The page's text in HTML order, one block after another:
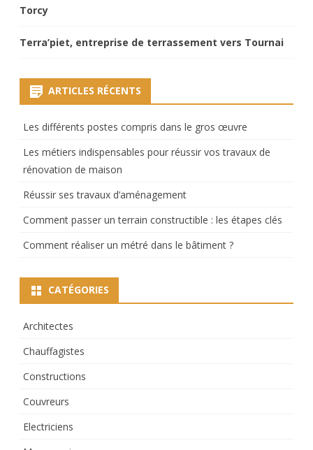
Torcy
Terra’piet, entreprise de terrassement vers Tournai
ARTICLES RÉCENTS
Les différents postes compris dans le gros œuvre
Les métiers indispensables pour réussir vos travaux de
rénovation de maison
Réussir ses travaux d’aménagement
Comment passer un terrain constructible : les étapes clés
Comment réaliser un métré dans le bâtiment ?
CATÉGORIES
Architectes
Chauffagistes
Constructions
Couvreurs
Electriciens